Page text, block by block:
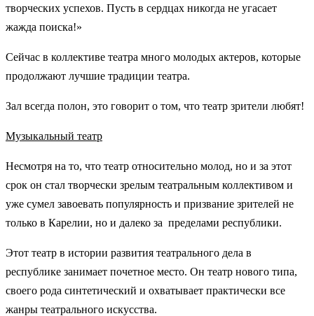
творческих успехов. Пусть в сердцах никогда не угасает
жажда поиска!»
Сейчас в коллективе театра много молодых актеров, которые
продолжают лучшие традиции театра.
Зал всегда полон, это говорит о том, что театр зрители любят!
Музыкальный театр
Несмотря на то, что театр относительно молод, но и за этот
срок он стал творчески зрелым театральным коллективом и
уже сумел завоевать популярность и призвание зрителей не
только в Карелии, но и далеко за пределами республики.
Этот театр в истории развития театрального дела в
республике занимает почетное место. Он театр нового типа,
своего рода синтетический и охватывает практически все
жанры театрального искусства.